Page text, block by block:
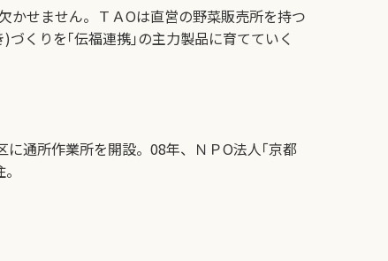
かせません。ＴＡОは直営の野菜販売所を持つ
くりを｢伝福連携｣の主力製品に育てていく
に通所作業所を開設。08年、ＮＰО法人｢京都